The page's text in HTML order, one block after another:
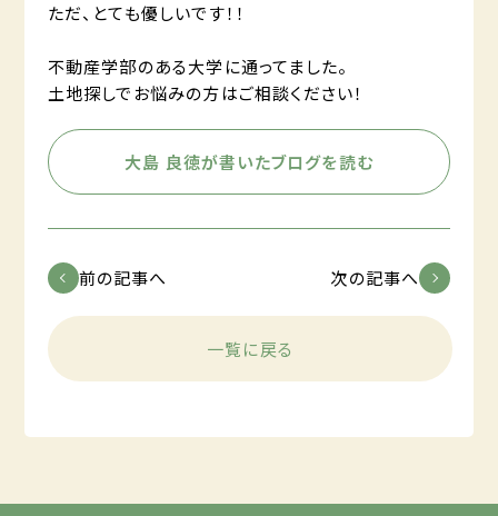
ただ、とても優しいです！！
不動産学部のある大学に通ってました。
土地探しでお悩みの方はご相談ください！
大島 良徳が書いたブログを読む
前の記事へ 次の記事へ
一覧に戻る